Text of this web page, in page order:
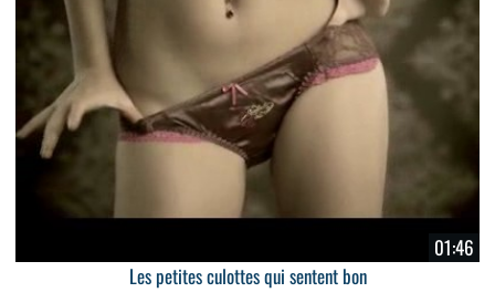
01:46
Les petites culottes qui sentent bon